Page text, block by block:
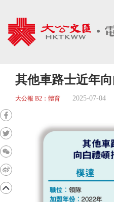
其他車路士近年
大公報 B2：體育 2025-07-04